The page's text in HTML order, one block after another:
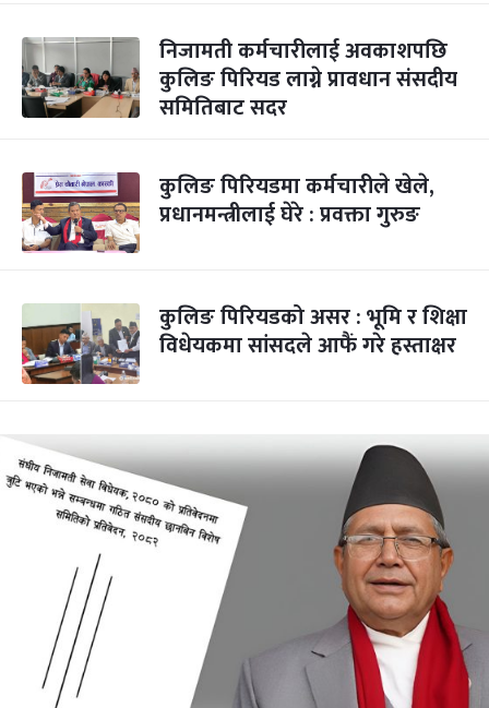
निजामती कर्मचारीलाई अवकाशपछि
कुलिङ पिरियड लाग्ने प्रावधान संसदीय
समितिबाट सदर
कुलिङ पिरियडमा कर्मचारीले खेले,
प्रधानमन्त्रीलाई घेरे : प्रवक्ता गुरुङ
कुलिङ पिरियडको असर : भूमि र शिक्षा
विधेयकमा सांसदले आफैं गरे हस्ताक्षर